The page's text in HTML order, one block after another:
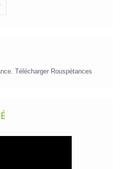
Télécharger Rouspétances